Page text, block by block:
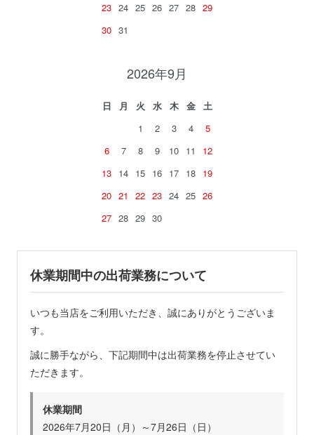
23 24 25 26 27 28 29
30 31
2026年9月
日 月 火 水 木 金
土
1
2 3 4
5
6
7 8 9 10 11
12
13 14 15 16 17 18 19
20 21 22 23 24 25 26
27 28 29 30
休業期間中の出荷業務について
いつも当店をご利用いただき、誠にありがとうございま
す。
誠に勝手ながら、下記期間中は出荷業務を停止させてい
ただきます。
休業期間
2026年7月20日（月）～7月26日（日）